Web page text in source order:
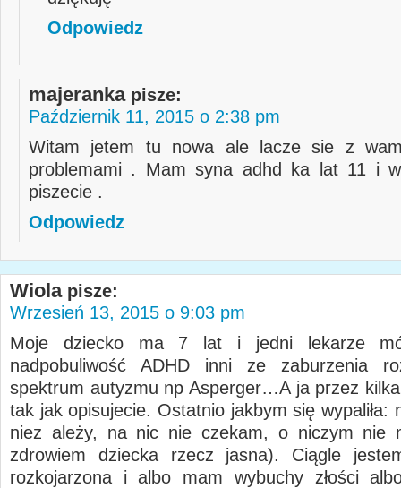
Odpowiedz
majeranka pisze:
Październik 11, 2015 o 2:38 pm
Witam jetem tu nowa ale lacze sie z
problemami . Mam syna adhd ka lat 11 i
piszecie .
Odpowiedz
Wiola pisze:
Wrzesień 13, 2015 o 9:03 pm
Moje dziecko ma 7 lat i jedni lekarze
nadpobuliwość ADHD inni ze zaburzenia
spektrum autyzmu np Asperger…A ja przez
tak jak opisujecie. Ostatnio jakbym się wypaliła:
niez ależy, na nic nie czekam, o niczym nie
zdrowiem dziecka rzecz jasna). Ciągle
rozkojarzona i albo mam wybuchy złości